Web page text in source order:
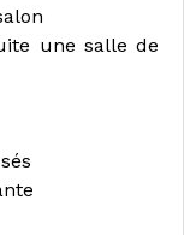
une salle de